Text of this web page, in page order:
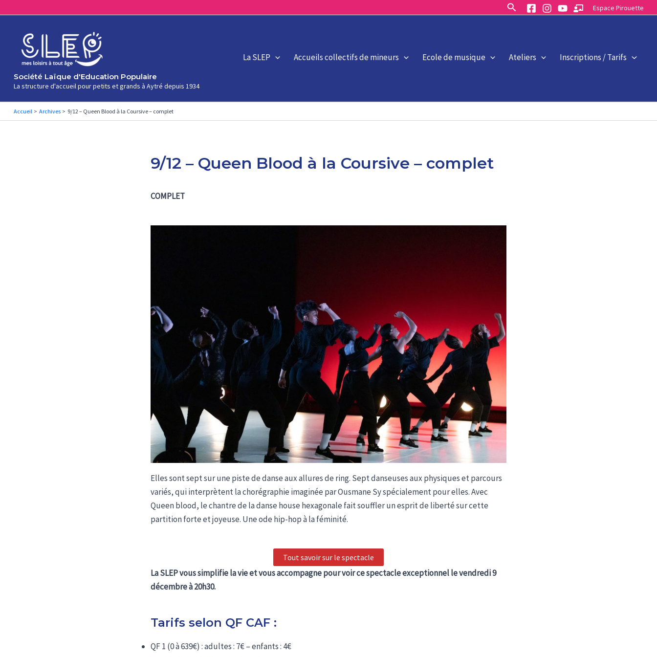
contenu
Rechercher Espace Pirouette
Société Laïque d'Education Populaire
La structure d'accueil pour petits et grands à Aytré depuis 1934
La SLEP Accueils collectifs de mineurs Ecole de musique Ateliers Inscriptions / Tarifs
Accueil Archives 9/12 – Queen Blood à la Coursive – complet
9/12 – Queen Blood à la Coursive – complet
COMPLET
Elles sont sept sur une piste de danse aux allures de ring. Sept danseuses aux physiques et parcours
variés, qui interprètent la chorégraphie imaginée par Ousmane Sy spécialement pour elles. Avec
Queen blood, le chantre de la danse house hexagonale fait souffler un esprit de liberté sur cette
partition forte et joyeuse. Une ode hip-hop à la féminité.
Tout savoir sur le spectacle
La SLEP vous simplifie la vie et vous accompagne pour voir ce spectacle exceptionnel le vendredi 9
décembre à 20h30.
Tarifs selon QF CAF :
QF 1 (0 à 639€) : adultes : 7€ – enfants : 4€